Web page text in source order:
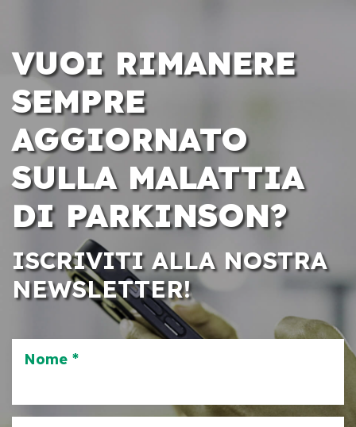
VUOI RIMANERE
SEMPRE
AGGIORNATO
SULLA MALATTIA
DI PARKINSON?
ISCRIVITI ALLA NOSTRA
NEWSLETTER!
Nome *